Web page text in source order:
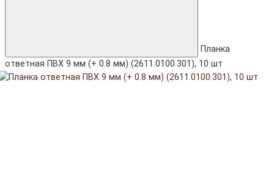
Планка
ответная ПВХ 9 мм (+ 0.8 мм) (2611.0100.301), 10 шт